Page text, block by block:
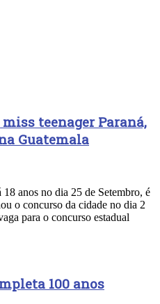
teenager Paraná,
Guatemala
anos no dia 25 de Setembro, é
o concurso da cidade no dia 2
para o concurso estadual
100 anos